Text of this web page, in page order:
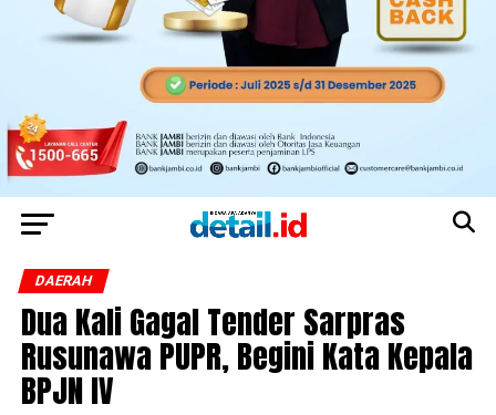
DAERAH
Dua Kali Gagal Tender Sarpras
Rusunawa PUPR, Begini Kata Kepala
BPJN IV